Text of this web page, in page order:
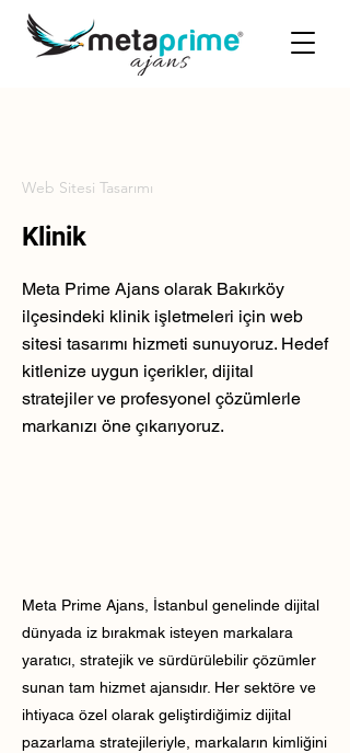
Web Sitesi Tasarımı
Klinik
Meta Prime Ajans olarak Bakırköy
ilçesindeki klinik işletmeleri için web
sitesi tasarımı hizmeti sunuyoruz. Hedef
kitlenize uygun içerikler, dijital
stratejiler ve profesyonel çözümlerle
markanızı öne çıkarıyoruz.
Meta Prime Ajans, İstanbul genelinde dijital
dünyada iz bırakmak isteyen markalara
yaratıcı, stratejik ve sürdürülebilir çözümler
sunan tam hizmet ajansıdır. Her sektöre ve
ihtiyaca özel olarak geliştirdiğimiz dijital
pazarlama stratejileriyle, markaların kimliğini